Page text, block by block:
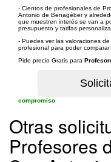
- Cientos de profesionales de
Antonio de Benagéber y
que muestren interés se van a
presupuesto y tarifas
- Puedes ver las valoraciones
profesional para poder
Pide precio Gratis para
compromiso
Otras
Profesores